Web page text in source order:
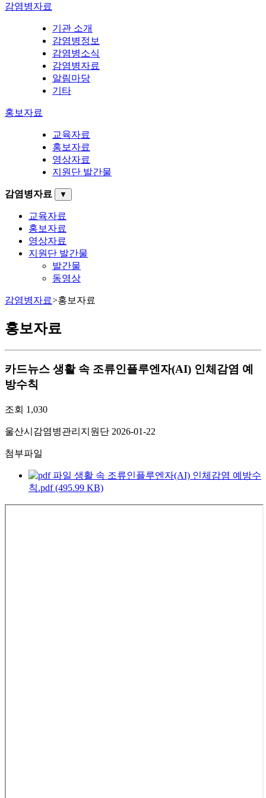
감염병자료
기관 소개
감염병정보
감염병소식
감염병자료
알림마당
기타
홍보자료
교육자료
홍보자료
영상자료
지원단 발간물
감염병자료 ▼
교육자료
홍보자료
영상자료
지원단 발간물
발간물
동영상
감염병자료>홍보자료
홍보자료
카드뉴스 생활 속 조류인플루엔자(AI) 인체감염 예
방수칙
조회 1,030
울산시감염병관리지원단 2026-01-22
첨부파일
생활 속 조류인플루엔자(AI) 인체감염 예방수
칙.pdf (495.99 KB)